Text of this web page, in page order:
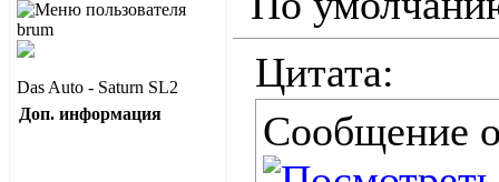
Das Auto - Saturn SL2
Доп. информация
Цитата:
Сообщение